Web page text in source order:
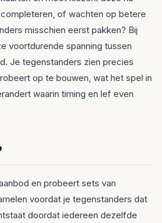
of wachten op betere
misschien eerst pakken? Bij
voortdurende spanning tussen
Je tegenstanders zien precies
op te bouwen, wat het spel in
waarin timing en lef even
en probeert sets van
voordat je tegenstanders dat
doordat iedereen dezelfde